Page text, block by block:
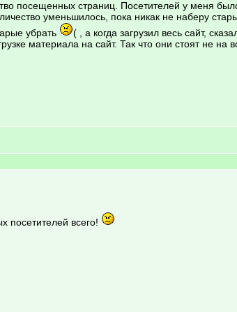
посещенных страниц. Посетителей у меня
уменьшилось, пока никак не наберу
убрать
( , а когда загрузил весь сайт,
материала на сайт. Так что они стоят не
посетителей всего!